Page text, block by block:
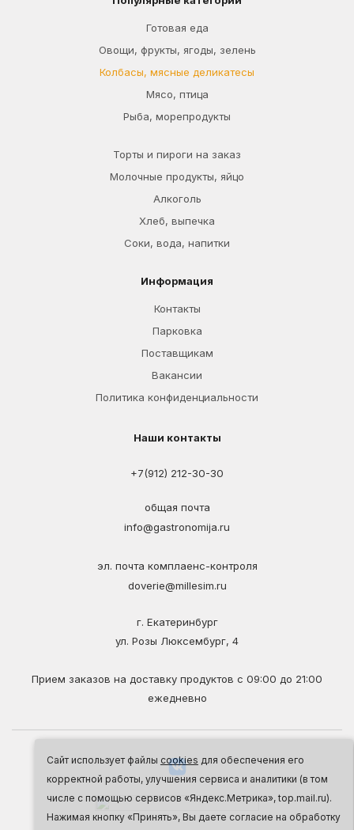
Сайт использует файлы cookies для обеспечения его
корректной работы, улучшения сервиса и аналитики (в том
числе с помощью сервисов «Яндекс.Метрика», top.mail.ru).
Нажимая кнопку «Принять», Вы даете согласие на обработку
Готовая еда
Овощи, фрукты, ягоды, зелень
Колбасы, мясные деликатесы
Мясо, птица
Рыба, морепродукты
Торты и пироги на заказ
Молочные продукты, яйцо
Алкоголь
Хлеб, выпечка
Соки, вода, напитки
Информация
Контакты
Парковка
Поставщикам
Вакансии
Политика конфиденциальности
Наши контакты
+7(912) 212-30-30
общая почта
info@gastronomija.ru
эл. почта комплаенс-контроля
doverie@millesim.ru
г. Екатеринбург
ул. Розы Люксембург, 4
Прием заказов на доставку продуктов с 09:00 до 21:00
ежедневно